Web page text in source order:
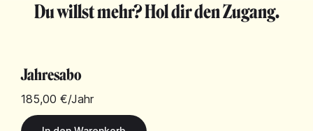
Du willst mehr? Hol dir den Zugang.
Jahresabo
185,00 €/Jahr